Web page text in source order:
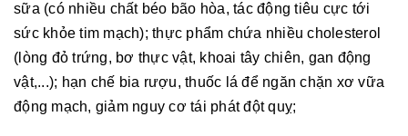
sữa (có nhiều chất béo bão hòa, tác động tiêu cực tới
sức khỏe tim mạch); thực phẩm chứa nhiều cholesterol
(lòng đỏ trứng, bơ thực vật, khoai tây chiên, gan động
vật,...); hạn chế bia rượu, thuốc lá để ngăn chặn xơ vữa
động mạch, giảm nguy cơ tái phát đột quỵ;